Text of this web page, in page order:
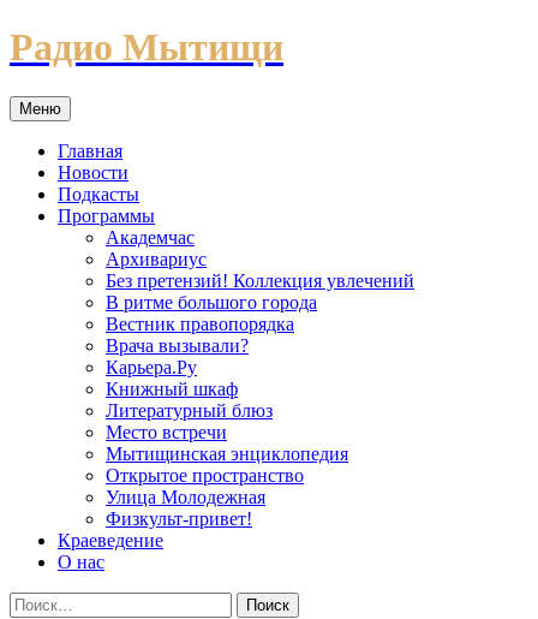
Перейти
к
Радио Мытищи
Меню
Главная
Новости
Подкасты
Программы
Академчас
Архивариус
Без претензий! Коллекция увлечений
В ритме большого города
Вестник правопорядка
Врача вызывали?
Карьера.Ру
Книжный шкаф
Литературный блюз
Место встречи
Мытищинская энциклопедия
Открытое пространство
Улица Молодежная
Физкульт-привет!
Краеведение
О нас
Найти: